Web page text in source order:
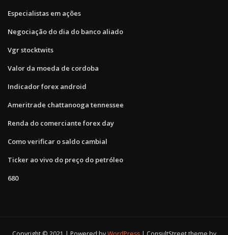
Especialistas em ações
Negociação do dia do banco aliado
Vgr stocktwits
Valor da moeda de cordoba
Indicador forex android
Ameritrade chattanooga tennessee
Renda do comerciante forex day
Como verificar o saldo cambial
Ticker ao vivo do preço do petróleo
680